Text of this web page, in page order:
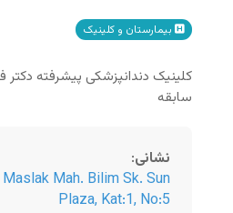
بیمارستان و کلینیک
سابقه
نشانی:
Maslak Mah. Bilim Sk. Sun
Plaza, Kat:1, No:5